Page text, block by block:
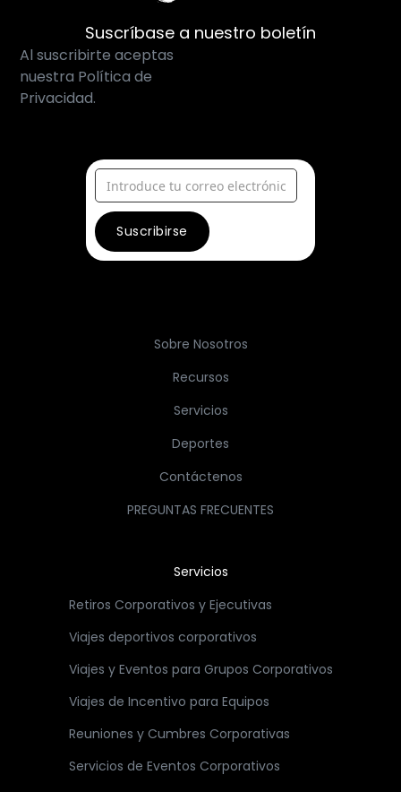
Suscríbase a nuestro boletín
Al suscribirte aceptas
nuestra Política de
Privacidad.
Sobre Nosotros
Recursos
Servicios
Deportes
Contáctenos
PREGUNTAS FRECUENTES
Servicios
Retiros Corporativos y Ejecutivas
Viajes deportivos corporativos
Viajes y Eventos para Grupos Corporativos
Viajes de Incentivo para Equipos
Reuniones y Cumbres Corporativas
Servicios de Eventos Corporativos